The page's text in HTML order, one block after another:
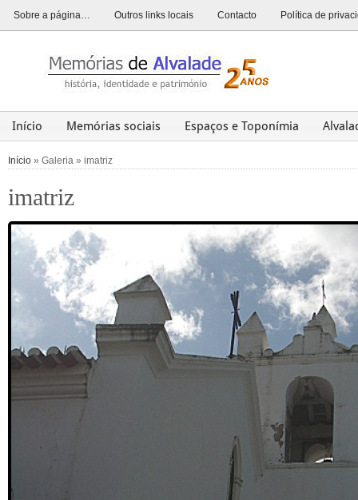
Sobre a página… Outros links locais Contacto Política de
Início Memórias sociais Espaços e Toponímia
Alvalade
Opinião
Início » Galeria » imatriz
imatriz